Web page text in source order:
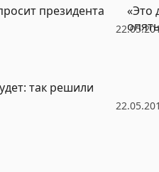
президента
«Это
так решили